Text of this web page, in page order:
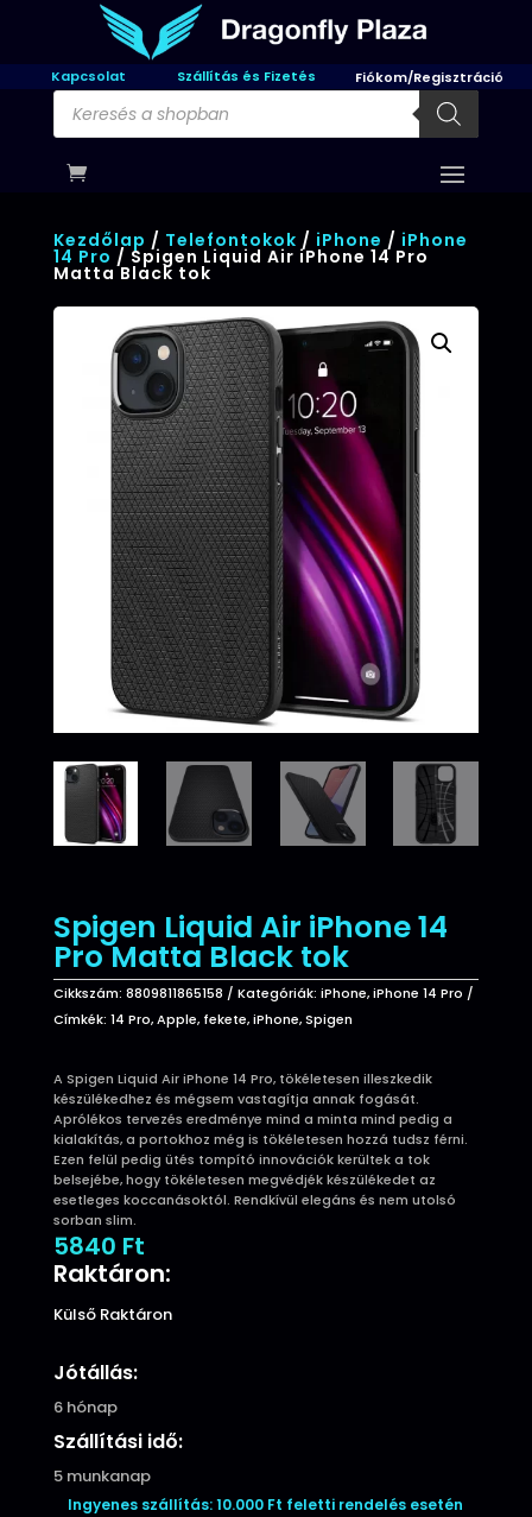
Kapcsolat Szállítás és Fizetés Fiókom/Regisztráció
Products
search
Kezdőlap / Telefontokok / iPhone / iPhone
14 Pro / Spigen Liquid Air iPhone 14 Pro
Matta Black tok
Spigen Liquid Air iPhone 14
Pro Matta Black tok
Cikkszám: 8809811865158 Kategóriák: iPhone,iPhone 14 Pro
Címkék: 14 Pro,Apple, fekete,iPhone,Spigen
A Spigen Liquid Air iPhone 14 Pro, tökéletesen illeszkedik
készülékedhez és mégsem vastagítja annak fogását.
Aprólékos tervezés eredménye mind a minta mind pedig a
kialakítás, a portokhoz még is tökéletesen hozzá tudsz férni.
Ezen felül pedig ütés tompító innovációk kerültek a tok
belsejébe, hogy tökéletesen megvédjék készülékedet az
esetleges koccanásoktól. Rendkívül elegáns és nem utolsó
sorban slim.
5840 Ft
Raktáron:
Külső Raktáron
Jótállás:
6 hónap
Szállítási idő:
5 munkanap
Ingyenes szállítás: 10.000 Ft feletti rendelés esetén